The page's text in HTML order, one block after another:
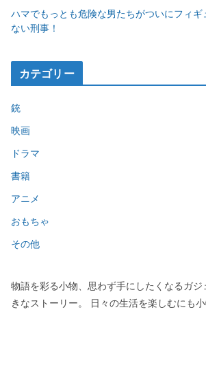
ハマでもっとも危険な男たちがついにフィ
ない刑事！
カテゴリー
銃
映画
ドラマ
書籍
アニメ
おもちゃ
その他
物語を彩る小物、思わず手にしたくなるガジ
きなストーリー。 日々の生活を楽しむにも小